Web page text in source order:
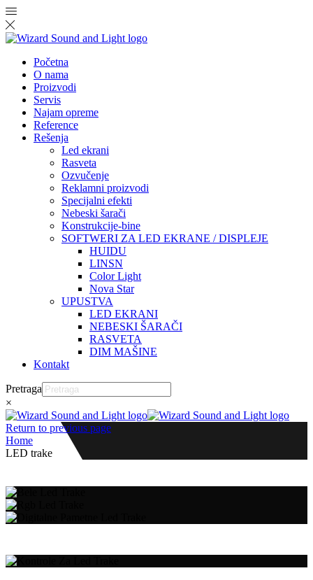
Početna
O nama
Proizvodi
Servis
Najam opreme
Reference
Rešenja
Led ekrani
Rasveta
Ozvučenje
Reklamni proizvodi
Specijalni efekti
Nebeski šarači
Konstrukcije-bine
SOFTWERI ZA LED EKRANE / DISPLEJE
HUIDU
LINSN
Color Light
Nova Star
UPUSTVA
LED EKRANI
NEBESKI ŠARAČI
RASVETA
DIM MAŠINE
Kontakt
Pretraga
×
Return to previous page
Home
LED trake